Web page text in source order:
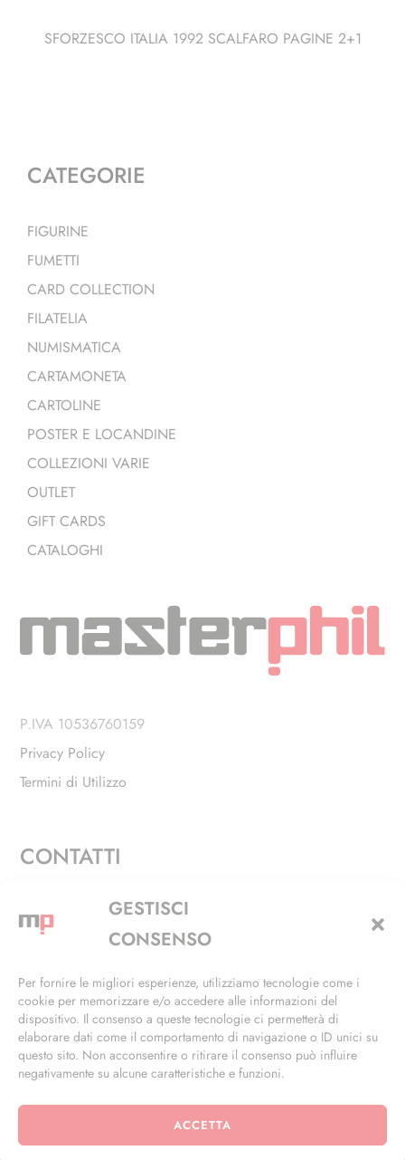
GESTISCI
CONSENSO
Per fornire le migliori esperienze, utilizziamo tecnologie come i
cookie per memorizzare e/o accedere alle informazioni del
dispositivo. Il consenso a queste tecnologie ci permetterà di
elaborare dati come il comportamento di navigazione o ID unici su
questo sito. Non acconsentire o ritirare il consenso può influire
negativamente su alcune caratteristiche e funzioni.
ACCETTA
SFORZESCO ITALIA 1992 SCALFARO PAGINE 2+1
CATEGORIE
FIGURINE
FUMETTI
CARD COLLECTION
FILATELIA
NUMISMATICA
CARTAMONETA
CARTOLINE
POSTER E LOCANDINE
COLLEZIONI VARIE
OUTLET
GIFT CARDS
CATALOGHI
P.IVA 10536760159
Privacy Policy
Termini di Utilizzo
CONTATTI
Via Alfieri, 27 - Trezzano Sul Naviglio (MI)
+39 02 4846 3155
info@masterphil.it